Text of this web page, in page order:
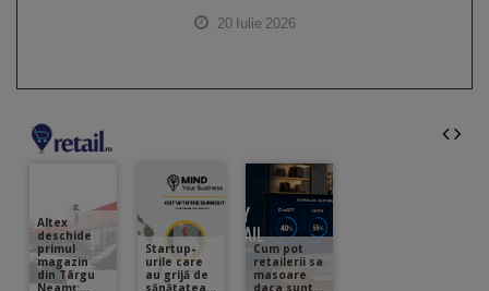
20 Iulie 2026